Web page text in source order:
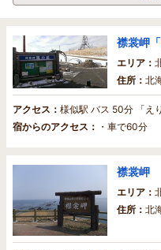
襟裳岬
エリア：
住所： 北
アクセス： 様似駅 バス 50分 「え
宿からのアクセス： ・車で60分
襟裳岬
エリア：
住所： 北